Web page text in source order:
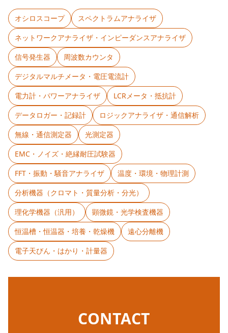
オシロスコープ
スペクトラムアナライザ
ネットワークアナライザ・インピーダンスアナライザ
信号発生器
周波数カウンタ
デジタルマルチメータ・電圧電流計
電力計・パワーアナライザ
LCRメータ・抵抗計
データロガー・記録計
ロジックアナライザ・通信解析
無線・通信測定器
光測定器
EMC・ノイズ・絶縁耐圧試験器
FFT・振動・騒音アナライザ
温度・環境・物理計測
分析機器（クロマト・質量分析・分光）
理化学機器（汎用）
顕微鏡・光学検査機器
恒温槽・恒温器・培養・乾燥機
遠心分離機
電子天びん・はかり・計量器
CONTACT